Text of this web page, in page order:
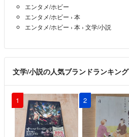
エンタメ/ホビー
エンタメ/ホビー › 本
エンタメ/ホビー › 本 › 文学/小説
文学/小説の人気ブランドランキング
1 2